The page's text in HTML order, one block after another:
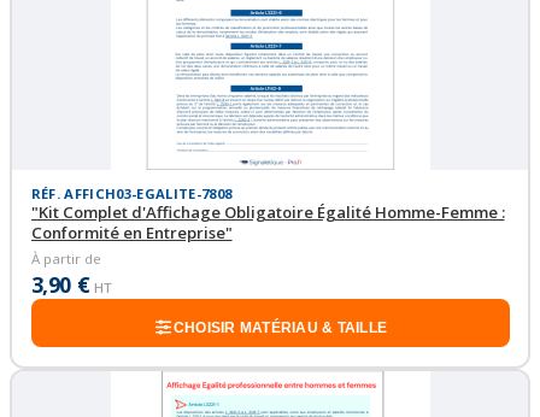
RÉF. AFFICH03-EGALITE-7808
"Kit Complet d'Affichage Obligatoire Égalité Homme-Femme :
Conformité en Entreprise"
À partir de
3,90 € HT
CHOISIR MATÉRIAU & TAILLE